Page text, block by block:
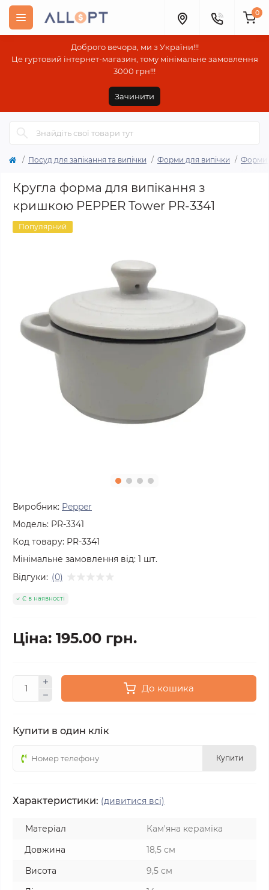
Доброго вечора, ми з України!!!
Це гуртовий інтернет-магазин, тому мінімальне замовлення
3000 грн!!!
Зачинити
0
Посуд для запікання та випічки Форми для випічки Форми
Кругла форма для випікання з
кришкою PEPPER Tower PR-3341
Популярний
Виробник: Pepper
Модель: PR-3341
Код товару: PR-3341
Мінімальне замовлення від: 1 шт.
Відгуки: (0)
Є в наявності
Ціна: 195.00 грн.
До кошика
Купити в один клік
Купити
Характеристики: (дивитися всі)
Матеріал
Кам'яна кераміка
Довжина
18,5 см
Висота
9,5 см